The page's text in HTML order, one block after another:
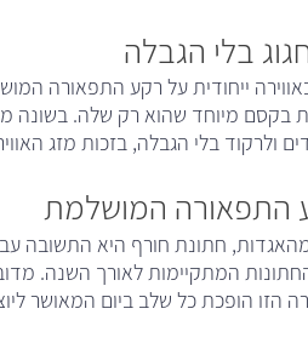
בלי הגבלה
ייחודית על רקע התפאורה
בקסם מיוחד שהוא רק שלה. בשונה
ולרקוד בלי הגבלה, בזכות מזג
התפאורה המושלמת
חתונת חורף היא התשובה
המתקיימות לאורך השנה.
הזו הופכת כל שלב ביום המאושר